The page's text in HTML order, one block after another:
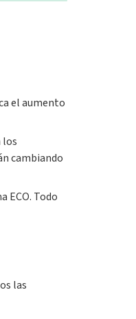
el aumento
los
cambiando
ECO. Todo
las